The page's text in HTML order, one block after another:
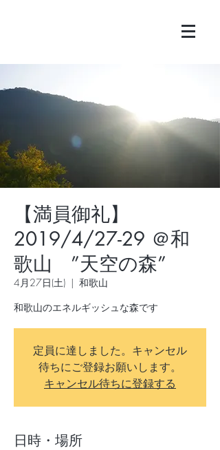
【満員御礼】
2019/4/27-29 ＠和
歌山 ”天空の森”
4月27日(土)
  |
和歌山
定員に達しました。キャンセル
待ちにご登録お願いします。
キャンセル待ちに登録する
日時・場所